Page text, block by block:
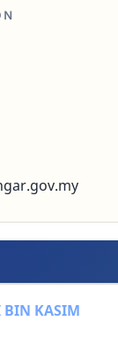
BIN KASIM